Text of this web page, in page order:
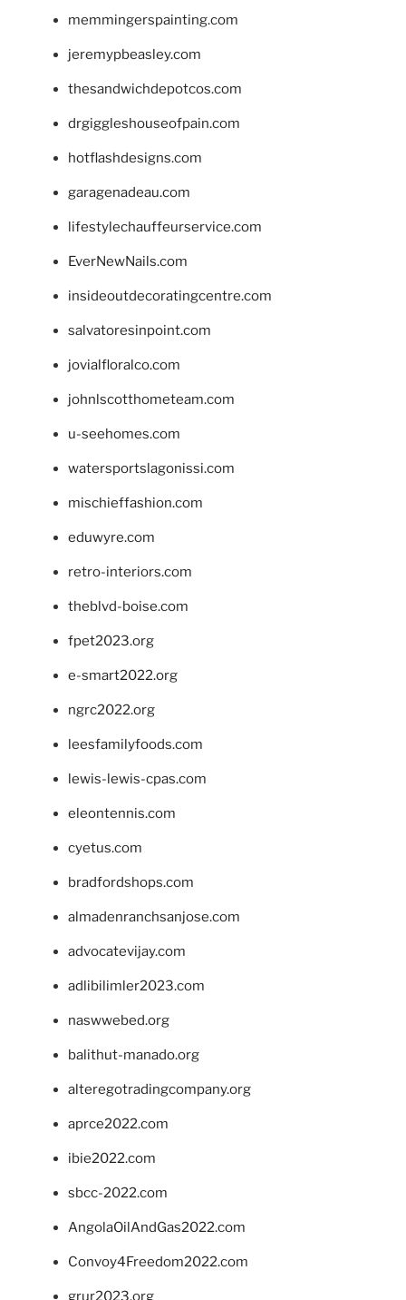
memmingerspainting.com
jeremypbeasley.com
thesandwichdepotcos.com
drgiggleshouseofpain.com
hotflashdesigns.com
garagenadeau.com
lifestylechauffeurservice.com
EverNewNails.com
insideoutdecoratingcentre.com
salvatoresinpoint.com
jovialfloralco.com
johnlscotthometeam.com
u-seehomes.com
watersportslagonissi.com
mischieffashion.com
eduwyre.com
retro-interiors.com
theblvd-boise.com
fpet2023.org
e-smart2022.org
ngrc2022.org
leesfamilyfoods.com
lewis-lewis-cpas.com
eleontennis.com
cyetus.com
bradfordshops.com
almadenranchsanjose.com
advocatevijay.com
adlibilimler2023.com
naswwebed.org
balithut-manado.org
alteregotradingcompany.org
aprce2022.com
ibie2022.com
sbcc-2022.com
AngolaOilAndGas2022.com
Convoy4Freedom2022.com
grur2023.org